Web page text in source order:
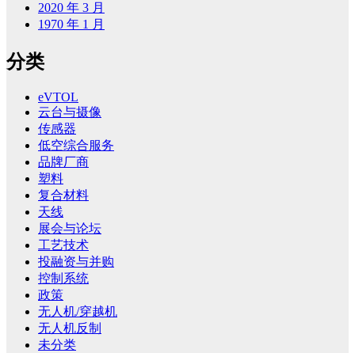
2020 年 3 月
1970 年 1 月
分类
eVTOL
云台与摄像
传感器
低空综合服务
品牌厂商
塑料
复合材料
天线
展会与论坛
工艺技术
投融资与并购
控制系统
政策
无人机/穿越机
无人机反制
未分类